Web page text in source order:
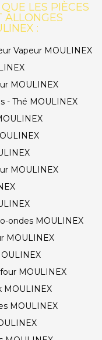
LES PIÈCES
ALLONGES
:
Vapeur MOULINEX
MOULINEX
- Thé MOULINEX
MOULINEX
ondes MOULINEX
MOULINEX
MOULINEX
MOULINEX
MOULINEX